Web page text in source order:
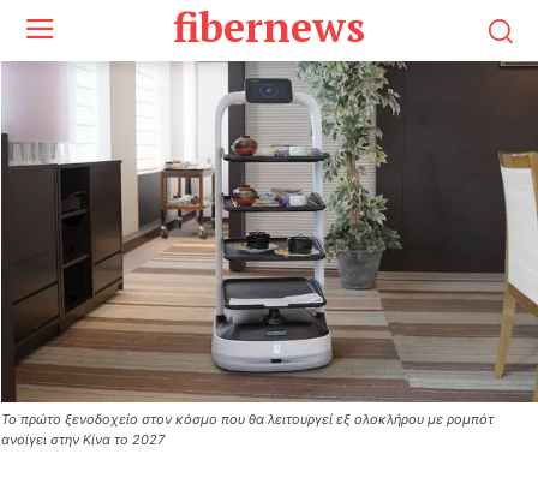
fibernews
Το πρώτο ξενοδοχείο στον κόσμο που θα λειτουργεί εξ ολοκλήρου με ρομπότ
ανοίγει στην Κίνα το 2027